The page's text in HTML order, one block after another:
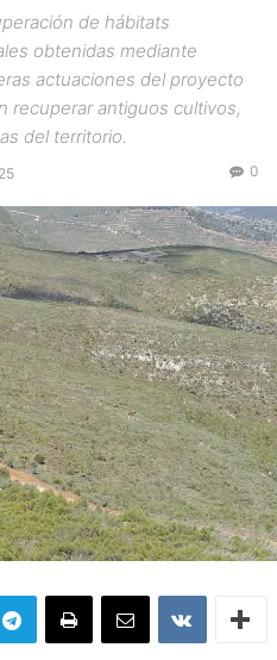
de hábitats
obtenidas mediante
actuaciones del proyecto
recuperar antiguos cultivos,
del territorio.
0